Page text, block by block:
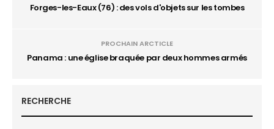
Forges-les-Eaux (76) : des vols d'objets sur les tombes
PROCHAIN ARCTICLE
Panama : une église braquée par deux hommes armés
RECHERCHE